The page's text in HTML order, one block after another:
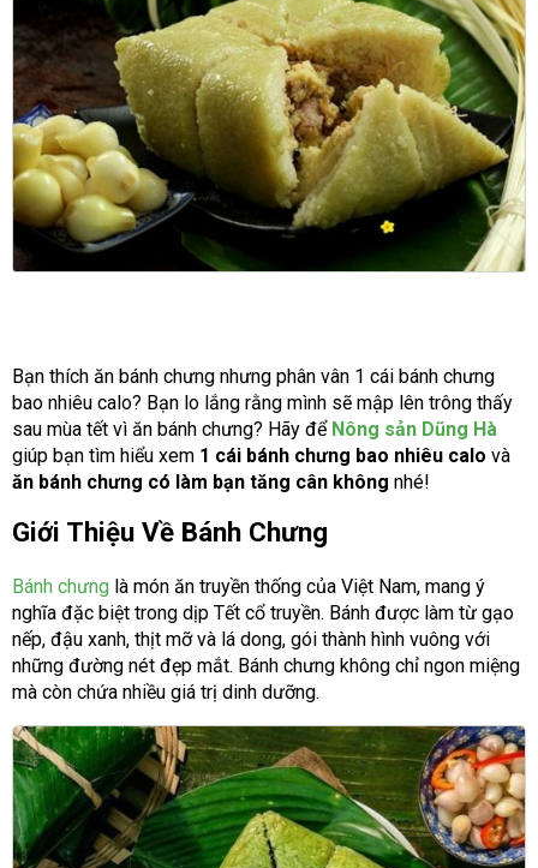
Bạn thích ăn bánh chưng nhưng phân vân 1 cái bánh chưng
bao nhiêu calo? Bạn lo lắng rằng mình sẽ mập lên trông thấy
sau mùa tết vì ăn bánh chưng? Hãy để Nông sản Dũng Hà
giúp bạn tìm hiểu xem 1 cái bánh chưng bao nhiêu calo và
ăn bánh chưng có làm bạn tăng cân không nhé!
Giới Thiệu Về Bánh Chưng
Bánh chưng là món ăn truyền thống của Việt Nam, mang ý
nghĩa đặc biệt trong dịp Tết cổ truyền. Bánh được làm từ gạo
nếp, đậu xanh, thịt mỡ và lá dong, gói thành hình vuông với
những đường nét đẹp mắt. Bánh chưng không chỉ ngon miệng
mà còn chứa nhiều giá trị dinh dưỡng.